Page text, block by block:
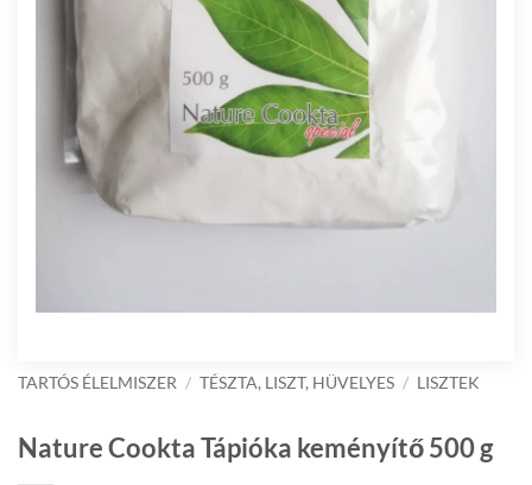
TARTÓS ÉLELMISZER / TÉSZTA, LISZT, HÜVELYES / LISZTEK
Nature Cookta Tápióka keményítő 500 g